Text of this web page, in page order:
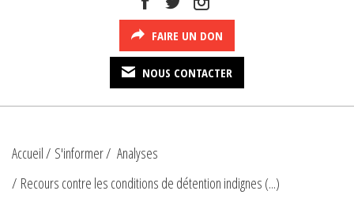
FAIRE UN DON
NOUS CONTACTER
Accueil S'informer
Analyses
Recours contre les conditions de détention indignes (...)